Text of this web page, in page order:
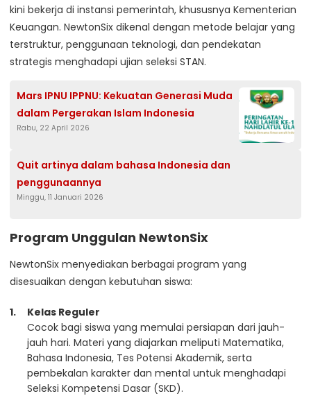
kini bekerja di instansi pemerintah, khususnya Kementerian
Keuangan. NewtonSix dikenal dengan metode belajar yang
terstruktur, penggunaan teknologi, dan pendekatan
strategis menghadapi ujian seleksi STAN.
Mars IPNU IPPNU: Kekuatan Generasi Muda
dalam Pergerakan Islam Indonesia
Rabu, 22 April 2026
Quit artinya dalam bahasa Indonesia dan
penggunaannya
Minggu, 11 Januari 2026
Program Unggulan NewtonSix
NewtonSix menyediakan berbagai program yang
disesuaikan dengan kebutuhan siswa:
Kelas Reguler
Cocok bagi siswa yang memulai persiapan dari jauh-
jauh hari. Materi yang diajarkan meliputi Matematika,
Bahasa Indonesia, Tes Potensi Akademik, serta
pembekalan karakter dan mental untuk menghadapi
Seleksi Kompetensi Dasar (SKD).